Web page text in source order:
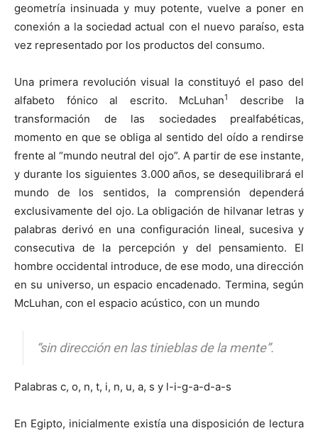
geometría insinuada y muy potente, vuelve a poner en
conexión a la sociedad actual con el nuevo paraíso, esta
vez representado por los productos del consumo.
Una primera revolución visual la constituyó el paso del
alfabeto fónico al escrito. McLuhan1
describe la
transformación de las sociedades prealfabéticas,
momento en que se obliga al sentido del oído a rendirse
frente al “mundo neutral del ojo”. A partir de ese instante,
y durante los siguientes 3.000 años, se desequilibrará el
mundo de los sentidos, la comprensión dependerá
exclusivamente del ojo. La obligación de hilvanar letras y
palabras derivó en una configuración lineal, sucesiva y
consecutiva de la percepción y del pensamiento. El
hombre occidental introduce, de ese modo, una dirección
en su universo, un espacio encadenado. Termina, según
McLuhan, con el espacio acústico, con un mundo
“sin dirección en las tinieblas de la mente”.
Palabras c, o, n, t, i, n, u, a, s y l-i-g-a-d-a-s
En Egipto, inicialmente existía una disposición de lectura